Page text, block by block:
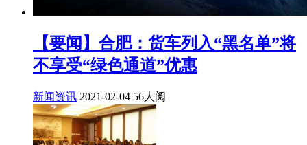
【要闻】合肥：货车列入“黑名单”将
不享受“绿色通道”优惠
新闻资讯 2021-02-04 56人阅